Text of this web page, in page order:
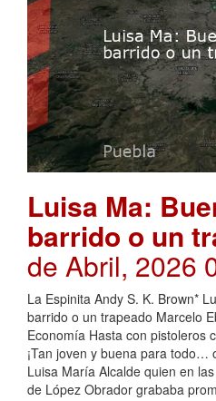
Luisa Ma:
barrido o un
de Abril, 2026
La Espinita Andy S. K. Brown*
barrido o un trapeado Marcelo
Economía Hasta con pistoleros
¡Tan joven y buena para todo…
Luisa María Alcalde quien en
de López Obrador grababa